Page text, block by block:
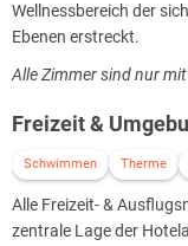
Wellnessbereich der
Ebenen erstreckt.
Alle Zimmer sind nur
Freizeit &
Schwimmen Therme
Alle Freizeit- &
zentrale Lage der